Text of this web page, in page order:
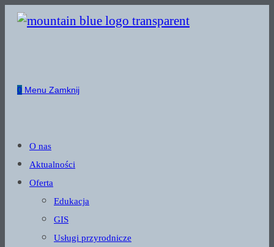
Skip
0 Menu Zamknij
O nas
Aktualności
Oferta
Edukacja
GIS
Usługi przyrodnicze